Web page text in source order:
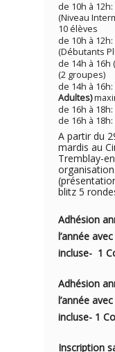
de 10h à 12h:
(Niveau
10 élèves
de 10h à 12h:
(Débutants
de 14h à 16h
(2 groupes)
de 14h à
Adultes)
de 16h à
de 16h à
A partir du
mardis au
Tremblay-
blitz 5
Adhésion
l’année
incluse- 1
Adhésion
l’année
incluse- 1
Inscription